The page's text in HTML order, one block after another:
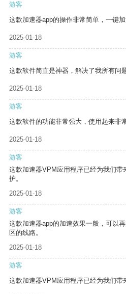
游客
这款加速器app的操作非常简单，一键
2025-01-18
游客
这款软件简直是神器，解决了我所有问题
2025-01-18
游客
这款软件的功能非常强大，使用起来非
2025-01-18
游客
这款加速器VPM应用程序已经为我们
护。
2025-01-18
游客
这款加速器app的加速效果一般，可以
区的线路。
2025-01-18
游客
这款加速器VPM应用程序已经为我们带